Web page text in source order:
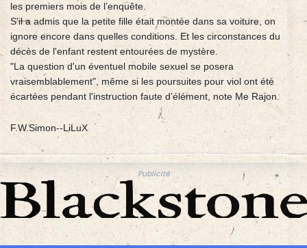
les premiers mois de l’enquête.
S'il a admis que la petite fille était montée dans sa voiture, on
ignore encore dans quelles conditions. Et les circonstances du
décès de l'enfant restent entourées de mystère.
"La question d'un éventuel mobile sexuel se posera
vraisemblablement", même si les poursuites pour viol ont été
écartées pendant l'instruction faute d’élément, note Me Rajon.
F.W.Simon--LiLuX
Publicité